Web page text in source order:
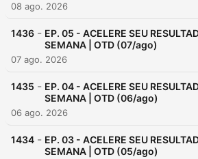
08 ago. 2026
1436 - EP. 05 - ACELERE SEU
SEMANA | OTD (07/ago)
07 ago. 2026
1435 - EP. 04 - ACELERE SEU
SEMANA | OTD (06/ago)
06 ago. 2026
1434 - EP. 03 - ACELERE SEU
SEMANA | OTD (05/ago)